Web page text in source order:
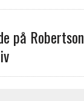
på